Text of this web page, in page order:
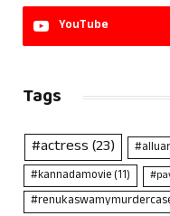
YouTube
Tags
#actress(23)
#kannadamovie(11)